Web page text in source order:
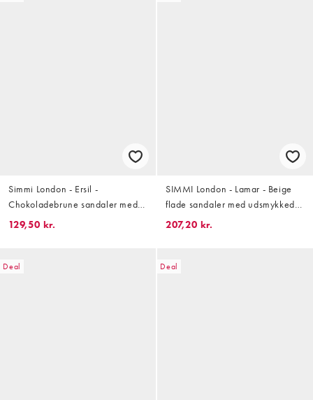
Simmi London - Ersil -
Chokoladebrune sandaler med
tårem med rhinsten i satin
129,50 kr.
SIMMI London - Lamar - Beige
flade sandaler med udsmykkede
stropper
207,20 kr.
Deal Deal